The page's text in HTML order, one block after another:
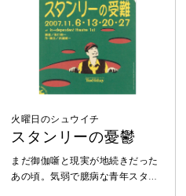
火曜日のシュウイチ
スタンリーの憂鬱
まだ御伽噺と現実が地続きだった
あの頃。気弱で臆病な青年スタン